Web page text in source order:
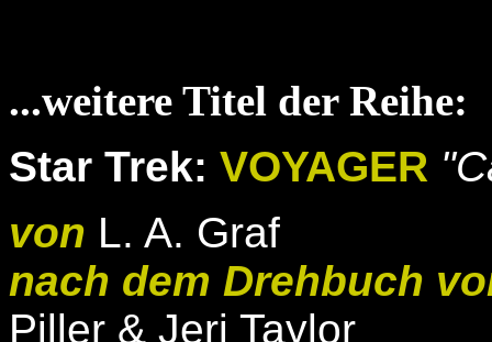
...weitere Titel der Reihe:
Star Trek: VOYAGER
von L. A. Graf
nach dem Drehbuch
Piller & Jeri Taylor